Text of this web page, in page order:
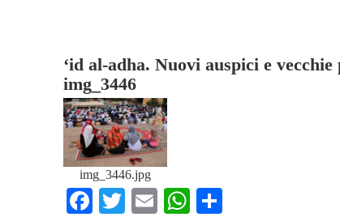
‘id al-adha. Nuovi auspici e vecchie
img_3446
img_3446.jpg
Facebook
TwitterEmailWhatsApp